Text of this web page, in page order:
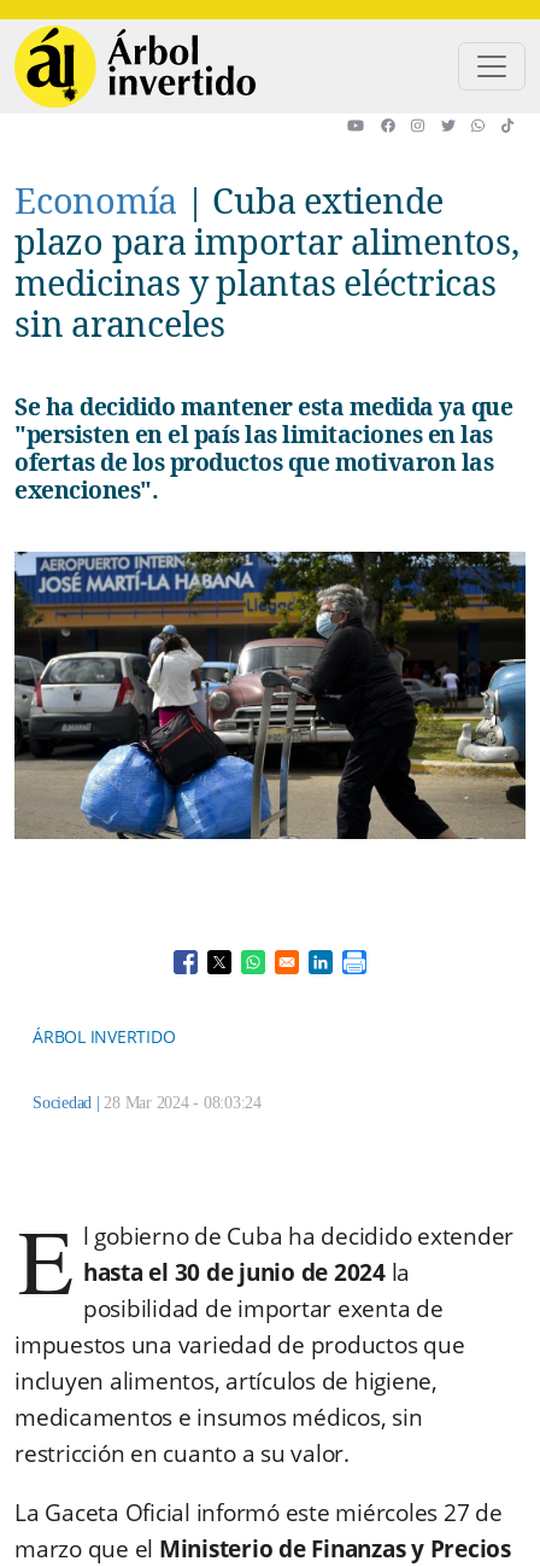
Economía | Cuba extiende
plazo para importar alimentos,
medicinas y plantas eléctricas
sin aranceles
Se ha decidido mantener esta medida ya que
"persisten en el país las limitaciones en las
ofertas de los productos que motivaron las
exenciones".
Opens in a new window
Opens in a new window
Opens in a new window
Opens in a new window
ÁRBOL INVERTIDO
Sociedad | 28 Mar 2024 - 08:03:24
E l gobierno de Cuba ha decidido extender
hasta el 30 de junio de 2024la
posibilidad de importar exenta de
impuestos una variedad de productos que
incluyen alimentos, artículos de higiene,
medicamentos e insumos médicos, sin
restricción en cuanto a su valor.
La Gaceta Oficial informó este miércoles 27 de
marzo que el Ministerio de Finanzas y Precios